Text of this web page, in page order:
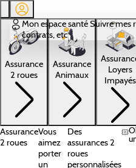
Aller au contenu principal
Mon espace santéSuivre mes
contrats, etc
Assurance
2 roues
Assurance
Animaux
Loyers
Impayés
Assurance
2 roues
Vous
aimez
porter
un
Des
assurances 2
roues
personnalisées